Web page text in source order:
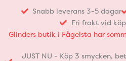
innehåll
Snabb leverans 3-5 dagar
Fri frakt vid
Glinders butik i Fågelsta har
JUST NU - Köp 3 smycken,